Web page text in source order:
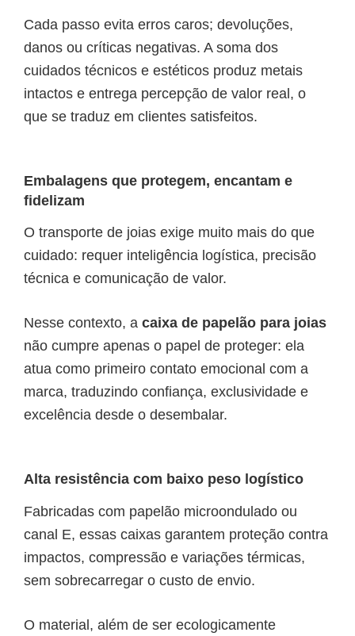
Cada passo evita erros caros; devoluções,
danos ou críticas negativas. A soma dos
cuidados técnicos e estéticos produz metais
intactos e entrega percepção de valor real, o
que se traduz em clientes satisfeitos.
Embalagens que protegem, encantam e
fidelizam
O transporte de joias exige muito mais do que
cuidado: requer inteligência logística, precisão
técnica e comunicação de valor.
Nesse contexto, a caixa de papelão para joias
não cumpre apenas o papel de proteger: ela
atua como primeiro contato emocional com a
marca, traduzindo confiança, exclusividade e
excelência desde o desembalar.
Alta resistência com baixo peso logístico
Fabricadas com papelão microondulado ou
canal E, essas caixas garantem proteção contra
impactos, compressão e variações térmicas,
sem sobrecarregar o custo de envio.
O material, além de ser ecologicamente